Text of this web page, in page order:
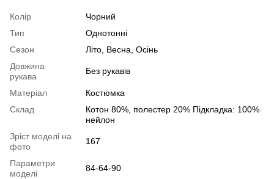
Колір
Чорний
Тип
Однотонні
Сезон
Літо, Весна, Осінь
Довжина
рукава
Без рукавів
Матеріал
Костюмка
Склад
Котон 80%, полестер 20% Підкладка: 100%
нейлон
Зріст моделі на
фото
167
Параметри
моделі
84-64-90